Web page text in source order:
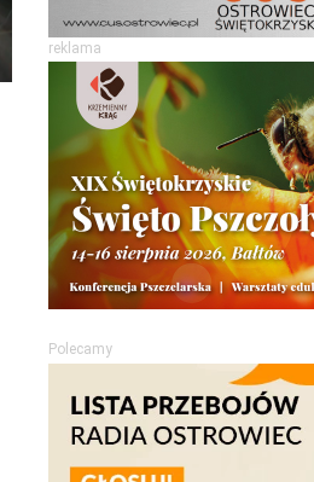
reklama
Polecamy